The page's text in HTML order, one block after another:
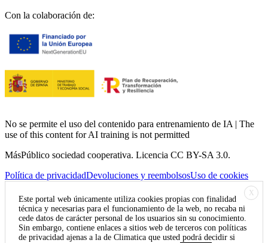
Con la colaboración de:
No se permite el uso del contenido para entrenamiento de IA | The
use of this content for AI training is not permitted
MásPúblico sociedad cooperativa. Licencia CC BY-SA 3.0.
Política de privacidadDevoluciones y reembolsosUso de cookies
X
Este portal web únicamente utiliza cookies propias con finalidad
técnica y necesarias para el funcionamiento de la web, no recaba ni
cede datos de carácter personal de los usuarios sin su conocimiento.
Sin embargo, contiene enlaces a sitios web de terceros con políticas
de privacidad ajenas a la de Climatica que usted podrá decidir si